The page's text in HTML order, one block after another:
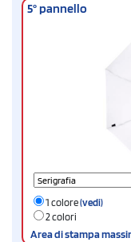
5° pannello
1 colore(vedi)
2 colori
Area di stampa